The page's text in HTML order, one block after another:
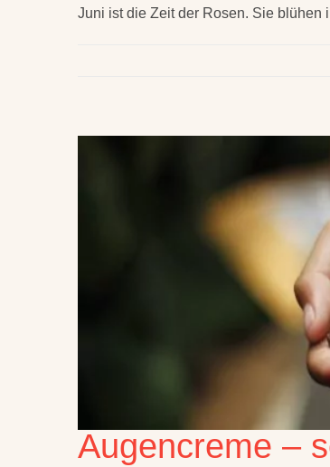
Juni ist die Zeit der Rosen. Sie blühen
Augencreme –